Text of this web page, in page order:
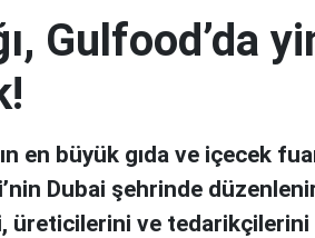
Gulfood’da
en büyük gıda ve içecek
Dubai şehrinde
ve tedarikçilerini